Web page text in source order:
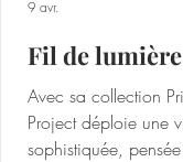
Fil de lumière
Avec sa collection
Project déploie une
sophistiquée,
9 avr.